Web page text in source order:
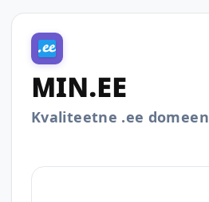
MIN.EE
Kvaliteetne .ee domeen